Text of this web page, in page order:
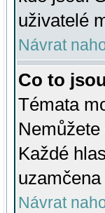
uživatelé
Návrat
Co to
Témata
Každé
Návrat